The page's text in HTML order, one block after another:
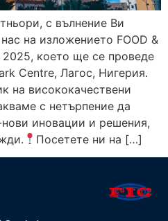
с вълнение Ви
на изложението FOOD &
2025, което ще се проведе
Centre, Лагос, Нигерия.
на висококачествени
с нетърпение да
иновации и решения,
Посетете ни на […]